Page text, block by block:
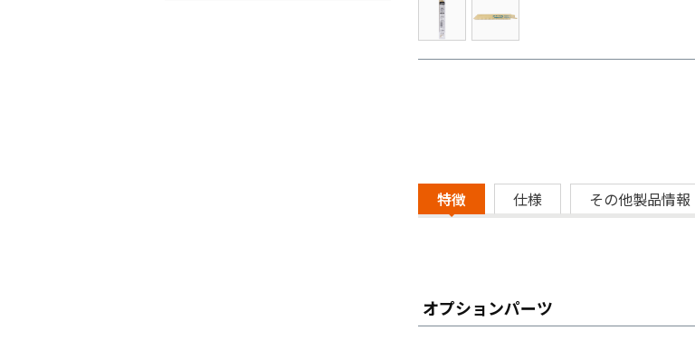
特徴 仕様 その他製品情報
オプションパーツ